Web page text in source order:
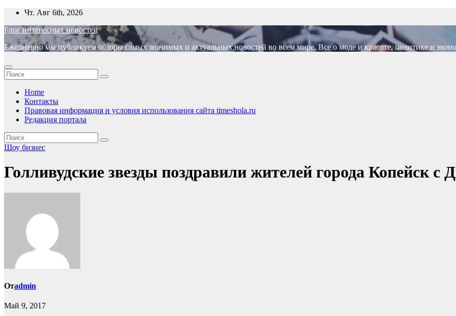
Перейти
содержимому
Чт. Авг 6th, 2026
Блог интересных новостей
Ежедневно мы публикуем обзоры самых значимых и актуальных новостей во всем мире. Все о моде и красоте, политике и
Home
Контакты
Правовая информация и условия использования сайта timeshola.ru
Редакция портала
Шоу бизнес
Голливудские звезды поздравили жителей города Копейск с
Отadmin
Май 9, 2017